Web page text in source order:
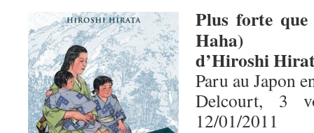
Plus forte
Haha)
d’Hiroshi
Paru au Japon
Delcourt, 3
12/01/2011